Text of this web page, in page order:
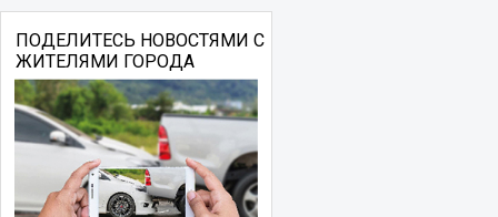
ПОДЕЛИТЕСЬ НОВОСТЯМИ С
ЖИТЕЛЯМИ ГОРОДА